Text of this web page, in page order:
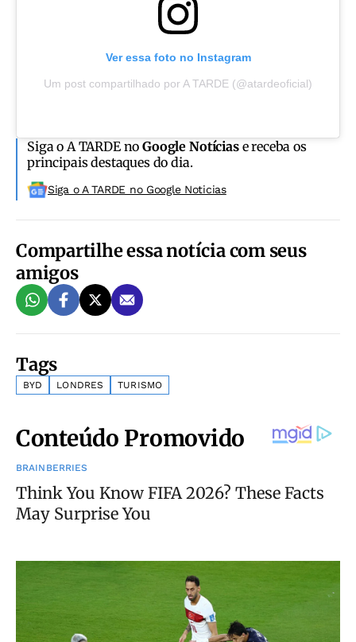
Ver essa foto no Instagram
Um post compartilhado por A TARDE (@atardeoficial)
Siga o A TARDE noGoogle Notíciase receba os
principais destaques do dia.
Siga o A TARDE no Google Noticias
Compartilhe essa notícia com seus
amigos
Tags
BYD LONDRES TURISMO